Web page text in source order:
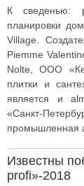
К сведенью:
планировки
Village.
Piemme
Nolte, ООО
плитки и
является и
«Санкт-
промышленная
Известны
profi»-2018